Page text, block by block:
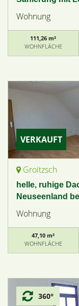
Wohnung
111,26 m²
WOHNFLÄCHE
VERKAUFT
Groitzsch
helle, ruhige
Neuseenland
Wohnung
47,10 m²
WOHNFLÄCHE
360°